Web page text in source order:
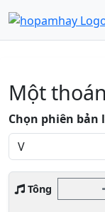
Một
Chọn phiên bản
Tông